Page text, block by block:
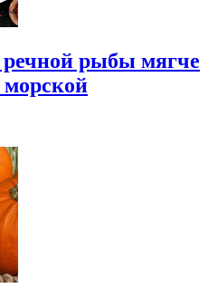
речной рыбы мягче